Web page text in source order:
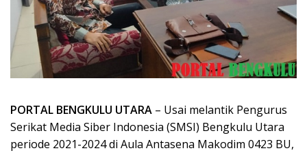
PORTAL BENGKULU UTARA – Usai melantik Pengurus
Serikat Media Siber Indonesia (SMSI) Bengkulu Utara
periode 2021-2024 di Aula Antasena Makodim 0423 BU,